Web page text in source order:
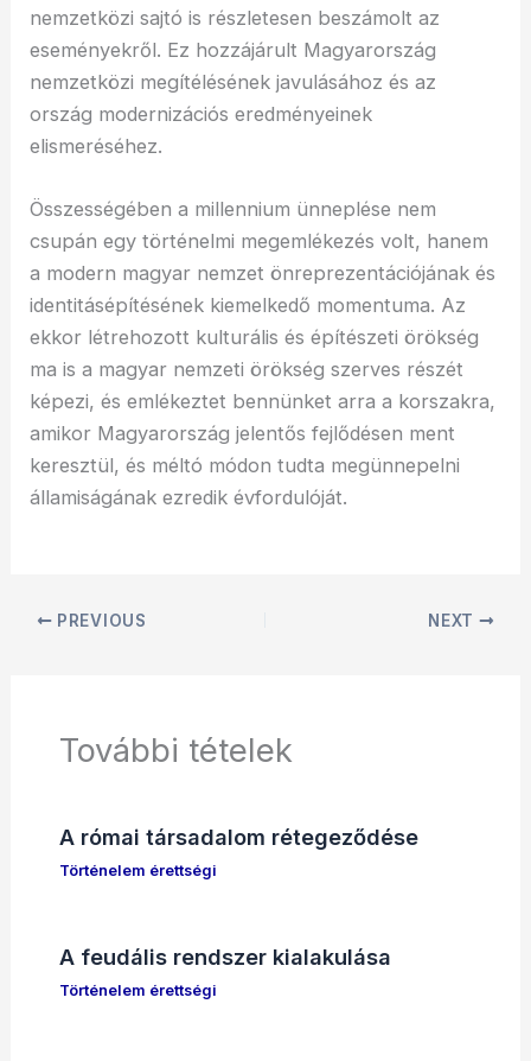
nemzetközi sajtó is részletesen beszámolt az
eseményekről. Ez hozzájárult Magyarország
nemzetközi megítélésének javulásához és az
ország modernizációs eredményeinek
elismeréséhez.
Összességében a millennium ünneplése nem
csupán egy történelmi megemlékezés volt, hanem
a modern magyar nemzet önreprezentációjának és
identitásépítésének kiemelkedő momentuma. Az
ekkor létrehozott kulturális és építészeti örökség
ma is a magyar nemzeti örökség szerves részét
képezi, és emlékeztet bennünket arra a korszakra,
amikor Magyarország jelentős fejlődésen ment
keresztül, és méltó módon tudta megünnepelni
államiságának ezredik évfordulóját.
PREVIOUS NEXT
További tételek
A római társadalom rétegeződése
Történelem érettségi
A feudális rendszer kialakulása
Történelem érettségi